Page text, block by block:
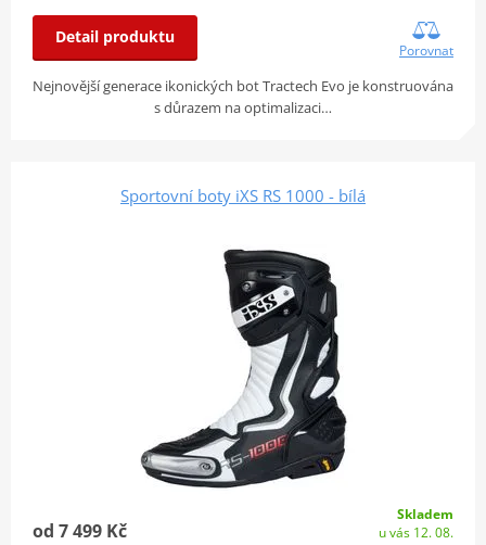
Detail produktu
Porovnat
Nejnovější generace ikonických bot Tractech Evo je konstruována
s důrazem na optimalizaci…
Sportovní boty iXS RS 1000 - bílá
od 7 499 Kč
Skladem
u vás 12. 08.